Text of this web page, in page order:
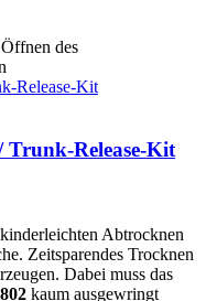
des
Release-Kit
Abtrocknen
Zeitsparendes Trocknen
Dabei muss das
kaum ausgewringt